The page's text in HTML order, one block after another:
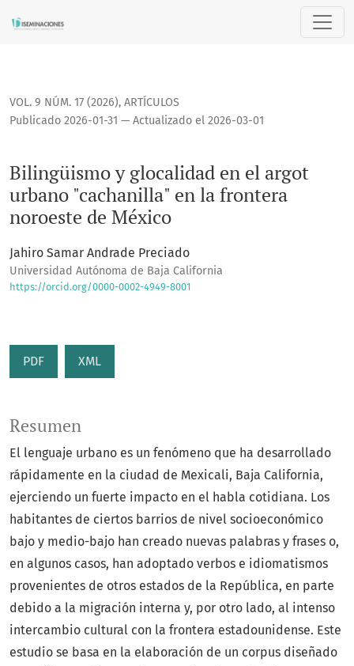
Bilingüismo y glocalidad en el argot urbano "cachanilla"
VOL. 9 NÚM. 17 (2026), ARTÍCULOS
Bilingüismo y glocalidad en el argot
urbano "cachanilla" en la frontera
noroeste de México
Publicado 2026-01-31 — Actualizado el 2026-03-01
Jahiro Samar Andrade Preciado
Universidad Autónoma de Baja California
https://orcid.org/0000-0002-4949-8001
PDF XML
Resumen
El lenguaje urbano es un fenómeno que ha desarrollado
rápidamente en la ciudad de Mexicali, Baja California,
ejerciendo un fuerte impacto en el habla cotidiana. Los
habitantes de ciertos barrios de nivel socioeconómico
bajo y medio-bajo han creado nuevas palabras y frases o,
en algunos casos, han adoptado verbos e idiomatismos
provenientes de otros estados de la República, en parte
debido a la migración interna y, por otro lado, al intenso
intercambio cultural con la frontera estadounidense. Este
estudio se basa en la elaboración de un corpus diseñado